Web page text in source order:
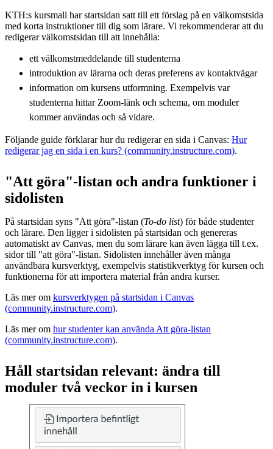
KTH:s kursmall har startsidan satt till ett förslag på en välkomstsida
med korta instruktioner till dig som lärare. Vi rekommenderar att du
redigerar välkomstsidan till att innehålla:
ett välkomstmeddelande till studenterna
introduktion av lärarna och deras preferens av kontaktvägar
information om kursens utformning. Exempelvis var
studenterna hittar Zoom-länk och schema, om moduler
kommer användas och så vidare.
Följande guide förklarar hur du redigerar en sida i Canvas: Hur
redigerar jag en sida i en kurs? (community.instructure.com).
"Att göra"-listan och andra funktioner i
sidolisten
På startsidan syns "Att göra"-listan (To-do list) för både studenter
och lärare. Den ligger i sidolisten på startsidan och genereras
automatiskt av Canvas, men du som lärare kan även lägga till t.ex.
sidor till "att göra"-listan. Sidolisten innehåller även många
användbara kursverktyg, exempelvis statistikverktyg för kursen och
funktionerna för att importera material från andra kurser.
Läs mer om kursverktygen på startsidan i Canvas
(community.instructure.com).
Läs mer om hur studenter kan använda Att göra-listan
(community.instructure.com).
Håll startsidan relevant: ändra till
moduler två veckor in i kursen